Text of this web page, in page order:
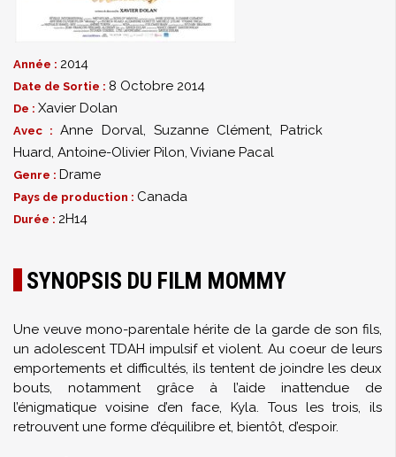
Année : 2014
Date de Sortie : 8 Octobre 2014
De : Xavier Dolan
Avec :Anne Dorval, Suzanne Clément,Patrick
Huard, Antoine-Olivier Pilon, Viviane Pacal
Genre : Drame
Pays de production : Canada
Durée : 2H14
SYNOPSIS DU FILM MOMMY
Une veuve mono-parentale hérite de la garde de son fils,
un adolescent TDAH impulsif et violent. Au coeur de leurs
emportements et difficultés, ils tentent de joindre les deux
bouts, notamment grâce à l’aide inattendue de
l’énigmatique voisine d’en face, Kyla. Tous les trois, ils
retrouvent une forme d’équilibre et, bientôt, d’espoir.